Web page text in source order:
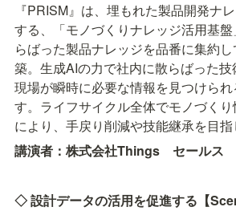
『PRISM』は、埋もれた製品開発ナ
する、「モノづくりナレッジ活用基
らばった製品ナレッジを品番に集約
築。生成AIの力で社内に散らばった技
現場が瞬時に必要な情報を見つけら
す。ライフサイクル全体でモノづく
により、手戻り削減や技能継承を目指
講演者：株式会社Things　セールス
◇ 設計データの活用を促進する【